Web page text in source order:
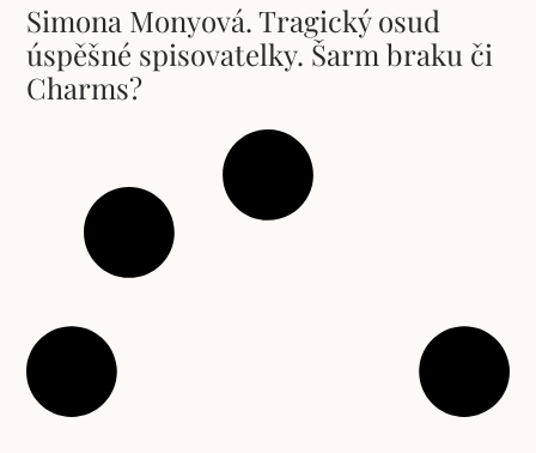
Simona Monyová. Tragický osud
úspěšné spisovatelky. Šarm braku či
Charms?